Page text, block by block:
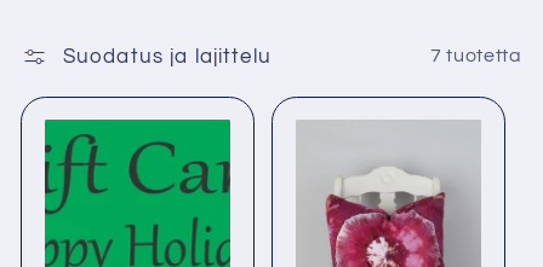
l
m
Suodatus ja lajittelu 7 tuotetta